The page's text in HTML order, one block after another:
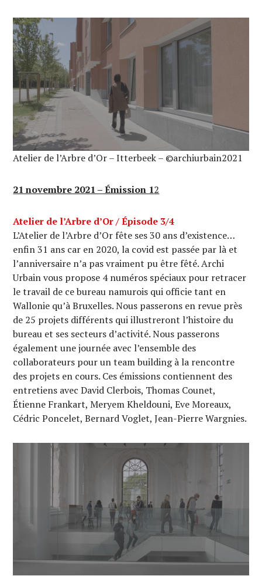
Atelier de l’Arbre d’Or – Itterbeek – ©archiurbain2021
21 novembre 2021 – Émission 12
Atelier de l’Arbre d’Or / Épisode 3/4
L’Atelier de l’Arbre d’Or fête ses 30 ans d’existence…
enfin 31 ans car en 2020, la covid est passée par là et
l’anniversaire n’a pas vraiment pu être fêté. Archi
Urbain vous propose 4 numéros spéciaux pour retracer
le travail de ce bureau namurois qui officie tant en
Wallonie qu’à Bruxelles. Nous passerons en revue près
de 25 projets différents qui illustreront l’histoire du
bureau et ses secteurs d’activité. Nous passerons
également une journée avec l’ensemble des
collaborateurs pour un team building à la rencontre
des projets en cours. Ces émissions contiennent des
entretiens avec David Clerbois, Thomas Counet,
Étienne Frankart, Meryem Kheldouni, Eve Moreaux,
Cédric Poncelet, Bernard Voglet, Jean-Pierre Wargnies.